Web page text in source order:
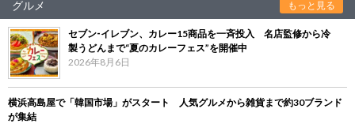
グルメ もっと見る
セブン‐イレブン、カレー15商品を一斉投入 名店監修から冷
製うどんまで“夏のカレーフェス”を開催中
2026年8月6日
横浜高島屋で「韓国市場」がスタート 人気グルメから雑貨まで約30ブランド
が集結